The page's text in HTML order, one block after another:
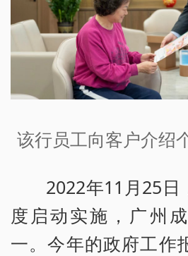
该行员工向客户介绍
2022年11月25日
度启动实施，广州
一。今年的政府工作